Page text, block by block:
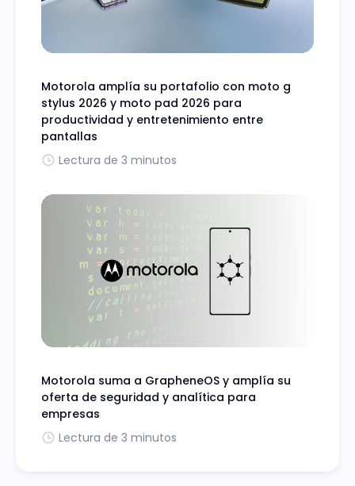
Motorola amplía su portafolio con moto g
stylus 2026 y moto pad 2026 para
productividad y entretenimiento entre
pantallas
Lectura de 3 minutos
Motorola suma a GrapheneOS y amplía su
oferta de seguridad y analítica para
empresas
Lectura de 3 minutos